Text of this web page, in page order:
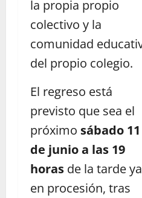
la propia propio
colectivo y la
comunidad
del propio colegio.
El regreso está
previsto que sea el
próximo sábado 11
de junio a las 19
horas de la tarde ya
en procesión, tras